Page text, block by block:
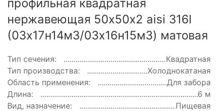
профильная квадратная
нержавеющая 50х50х2 aisi 316l
(03х17н14м3/03х16н15м3) матовая
Тип сечения:
Квадратная
Тип производства:
Холоднокатаная
Область применения:
Для забора
Длина:
6 м
Вид, назначение:
Пищевая